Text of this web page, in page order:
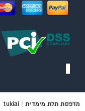
מדפסת תלת מימדית|
tukiai